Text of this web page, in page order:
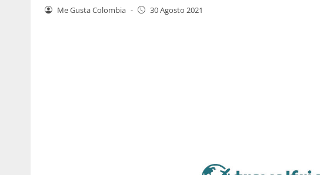
Me Gusta Colombia - 30 Agosto 2021